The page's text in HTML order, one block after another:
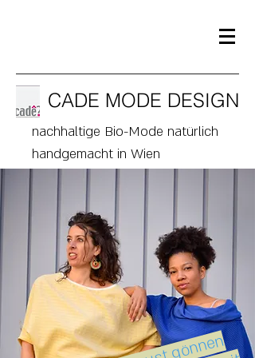
CADE MODE DESIGN
nachhaltige Bio-Mode natürlich
handgemacht in Wien